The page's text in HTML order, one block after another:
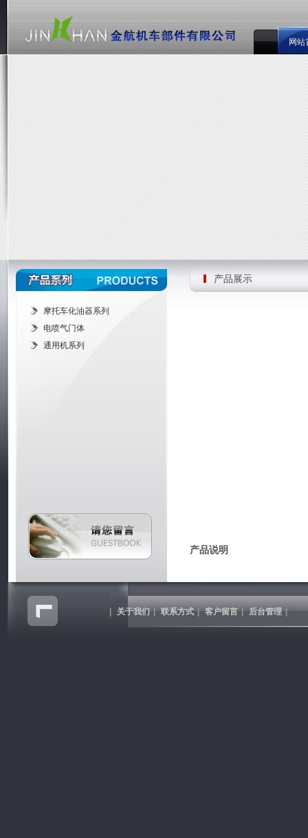
网站
摩托车化油器系列
电喷气门体
通用机系列
产品展示
产品说明
关于我们 | 联系方式 | 客户留言 | 后台管理 |